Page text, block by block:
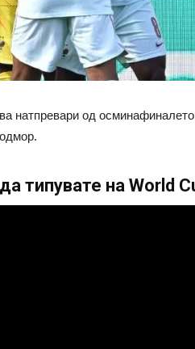
натпревари од
типувате на World